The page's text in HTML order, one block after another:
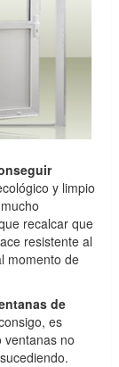
y limpio
recalcar que
resistente al
momento de
de
es
ventanas no